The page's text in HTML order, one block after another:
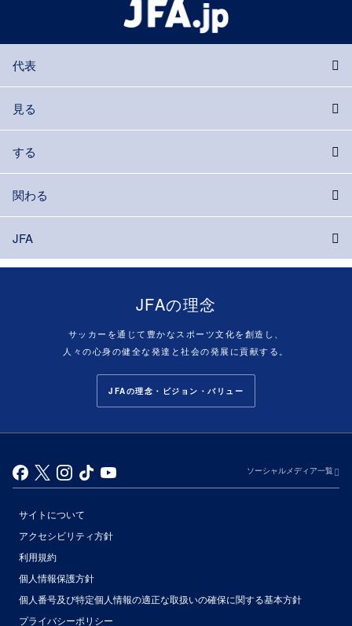
代表
見る
する
関わる
JFA
JFAの理念
サッカーを通じて豊かなスポーツ文化を創造し、
人々の心身の健全な発達と社会の発展に貢献する。
JFAの理念・ビジョン・バリュー
ソーシャルメディア一覧
サイトについて
アクセシビリティ方針
利用規約
個人情報保護方針
個人番号及び特定個人情報の適正な取扱いの確保に関する基本方針
プライバシーポリシー